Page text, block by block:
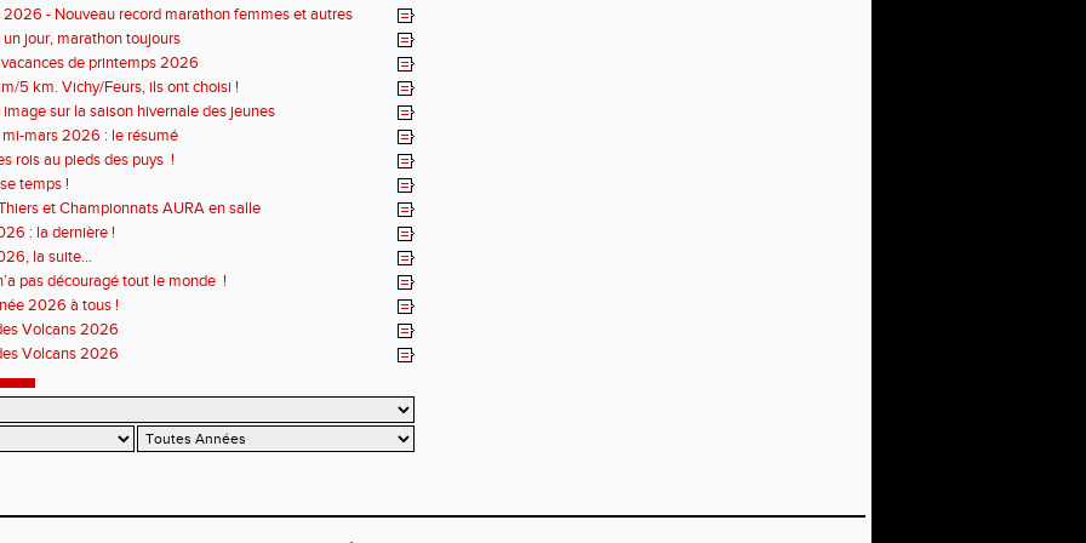
2026 - Nouveau record marathon femmes et autres
jour, marathon toujours
de printemps 2026
5 km. Vichy/Feurs, ils ont choisi !
image sur la saison hivernale des jeunes
mars 2026 : le résumé
rois au pieds des puys !
temps !
et Championnats AURA en salle
: la dernière !
la suite...
pas découragé tout le monde !
2026 à tous !
Volcans 2026
Volcans 2026